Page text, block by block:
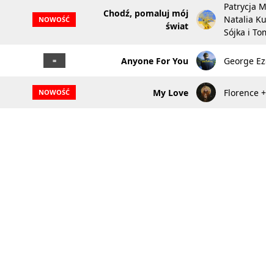
Chodź, pomaluj mój
świat
Patrycja
Natalia
Sójka i
Anyone For You George
My Love Florence